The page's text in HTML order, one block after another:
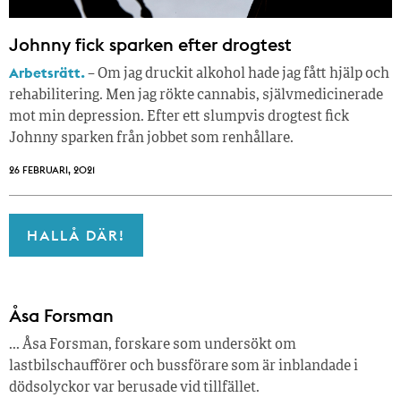
Johnny fick sparken efter drogtest
Arbetsrätt.– Om jag druckit alkohol hade jag fått hjälp och
rehabilitering. Men jag rökte cannabis, självmedicinerade
mot min depression. Efter ett slumpvis drogtest fick
Johnny sparken från jobbet som renhållare.
26 FEBRUARI, 2021
HALLÅ DÄR!
Åsa Forsman
... Åsa Forsman, forskare som undersökt om
lastbilschaufförer och bussförare som är inblandade i
dödsolyckor var berusade vid tillfället.